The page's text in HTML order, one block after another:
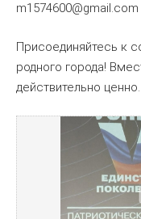
m1574600@gmail.com
Присоединяйтесь к
родного города!
действительно ценно.